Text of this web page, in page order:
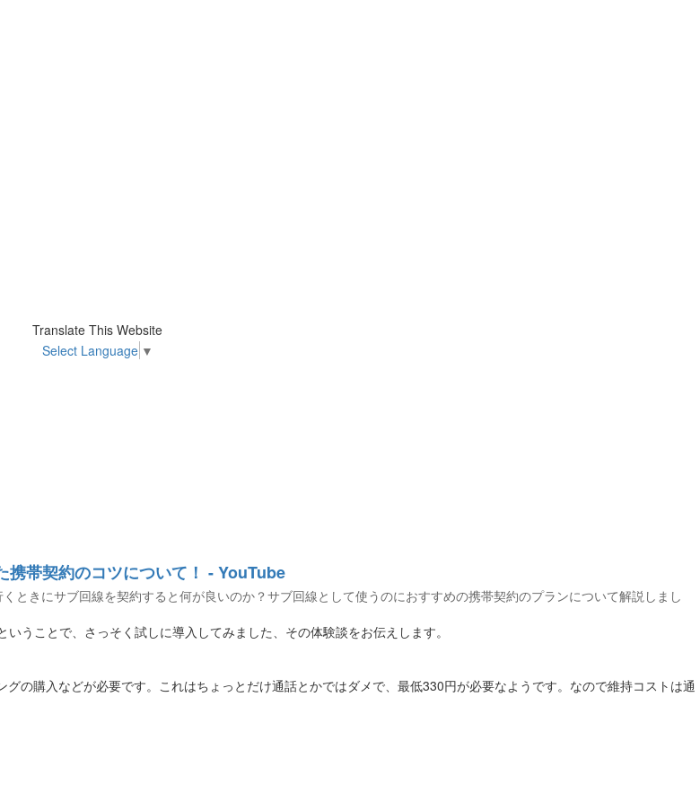
Translate This Website
Select Language ▼
携帯契約のコツについて！ - YouTube
ときにサブ回線を契約すると何が良いのか？サブ回線として使うのにおすすめの携帯契約のプランについて解説しまし
うことで、さっそく試しに導入してみました、その体験談をお伝えします。
の購入などが必要です。これはちょっとだけ通話とかではダメで、最低330円が必要なようです。なので維持コストは通